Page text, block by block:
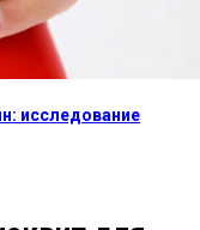
исследование